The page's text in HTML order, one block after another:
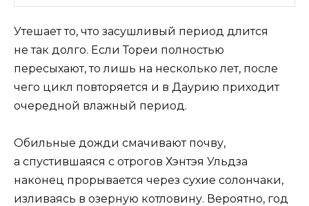
Утешает то, что засушливый период длится
не так долго. Если Тореи полностью
пересыхают, то лишь на несколько лет, после
чего цикл повторяется и в Даурию приходит
очередной влажный период.
Обильные дожди смачивают почву,
а спустившаяся с отрогов Хэнтэя Ульдза
наконец прорывается через сухие солончаки,
изливаясь в озерную котловину. Вероятно, год